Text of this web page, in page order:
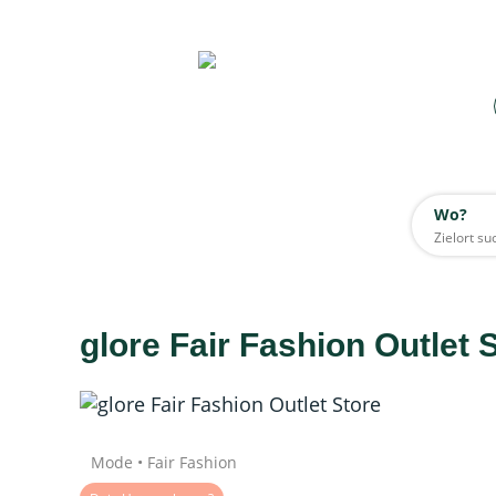
Wo?
Wo?
Daten werden geladen
glore Fair Fashion Outlet
Mode • Fair Fashion